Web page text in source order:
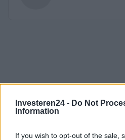
Investeren24 - Do Not
Information
If you wish to opt-out of the sale,